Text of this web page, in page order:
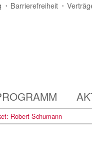
Barrierefreiheit
Robert Schumann